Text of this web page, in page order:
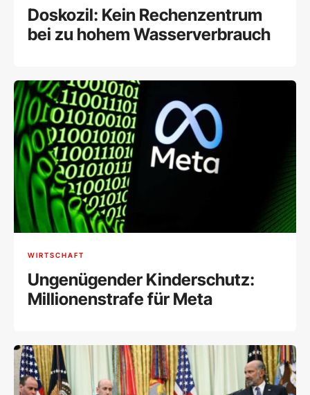
Doskozil: Kein Rechenzentrum
bei zu hohem Wasserverbrauch
WIRTSCHAFT
Ungenügender Kinderschutz:
Millionenstrafe für Meta